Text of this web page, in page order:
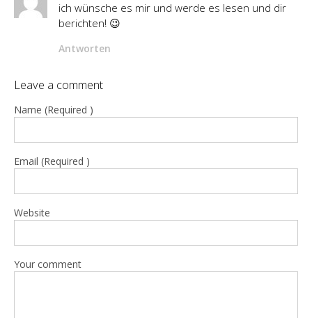
ich wünsche es mir und werde es lesen und dir
berichten! 😉
Antworten
Leave a comment
Name (Required )
Email (Required )
Website
Your comment